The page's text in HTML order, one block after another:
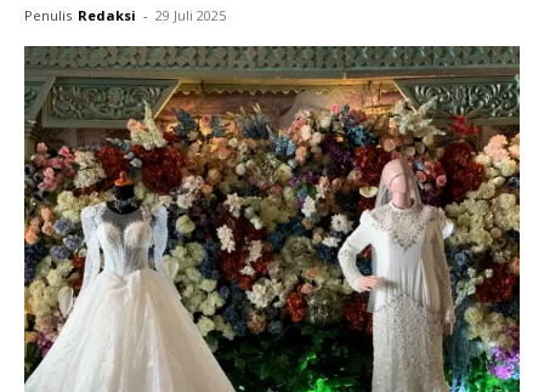
Penulis Redaksi - 29 Juli 2025